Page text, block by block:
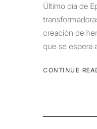
Último día de
creación de
que se espera
CONTINUE